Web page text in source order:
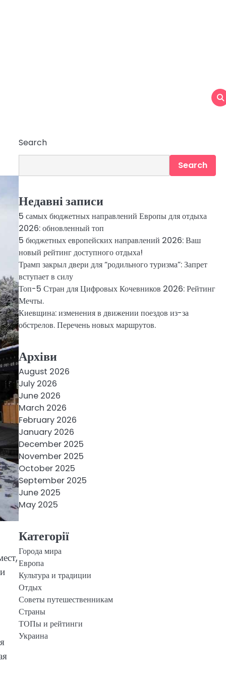
Search
Search
Недавні записи
5 самых бюджетных направлений Европы для отдыха
2026: обновленный топ
5 бюджетных европейских направлений 2026: Ваш
новый рейтинг доступного отдыха!
Трамп закрыл двери для “родильного туризма”: Запрет
вступает в силу
Топ-5 Стран для Цифровых Кочевников 2026: Рейтинг
Мечты.
Киевщина: изменения в движении поездов из-за
обстрелов. Перечень новых маршрутов.
Архіви
August 2026
July 2026
June 2026
March 2026
February 2026
January 2026
December 2025
November 2025
October 2025
September 2025
June 2025
May 2025
Категорії
Города мира
Европа
Культура и традиции
Отдых
Советы путешественникам
Страны
ТОПы и рейтинги
Украина